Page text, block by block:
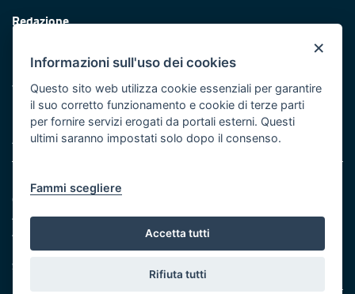
Redazione
Protezione civile
Vai al sito di Protezione Civile Puglia
Iniziativa finanziata con risorse del POR Puglia 2014/2020 -
Asse XI
Note legali
Cookie e privacy
Amministrazione trasparente
Atti di notifica
Feed RSS
Servizi Intranet
×
Informazioni sull'uso dei cookies
Questo sito web utilizza cookie essenziali per garantire
il suo corretto funzionamento e cookie di terze parti
per fornire servizi erogati da portali esterni. Questi
ultimi saranno impostati solo dopo il consenso.
Fammi scegliere
Accetta tutti
Rifiuta tutti